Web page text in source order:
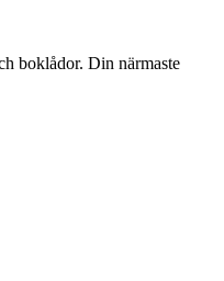
boklådor. Din närmaste